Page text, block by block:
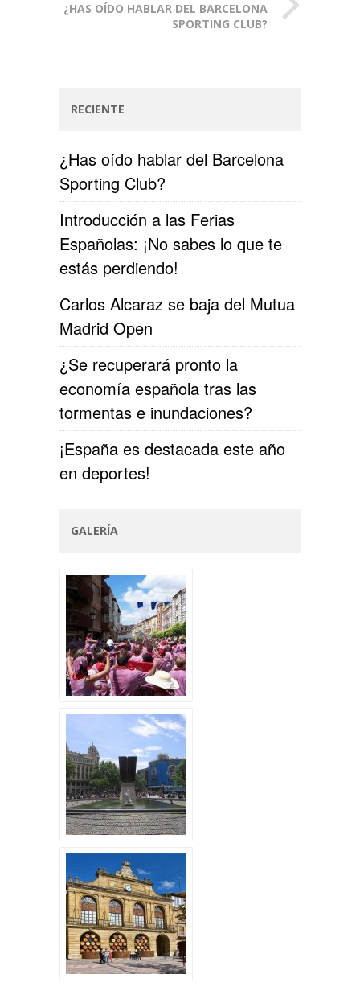
¿HAS OÍDO HABLAR DEL BARCELONA
SPORTING CLUB?
RECIENTE
¿Has oído hablar del Barcelona
Sporting Club?
Introducción a las Ferias
Españolas: ¡No sabes lo que te
estás perdiendo!
Carlos Alcaraz se baja del Mutua
Madrid Open
¿Se recuperará pronto la
economía española tras las
tormentas e inundaciones?
¡España es destacada este año
en deportes!
GALERÍA